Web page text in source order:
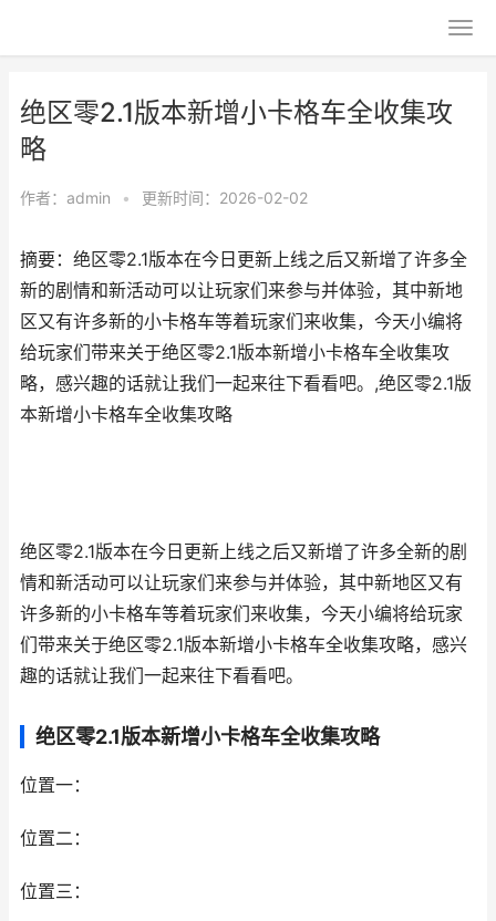
绝区零2.1版本新增小卡格车全收集攻
略
作者： admin • 更新时间：2026-02-02
摘要：绝区零2.1版本在今日更新上线之后又新增了许多全
新的剧情和新活动可以让玩家们来参与并体验，其中新地
区又有许多新的小卡格车等着玩家们来收集，今天小编将
给玩家们带来关于绝区零2.1版本新增小卡格车全收集攻
略，感兴趣的话就让我们一起来往下看看吧。,绝区零2.1版
本新增小卡格车全收集攻略
绝区零2.1版本在今日更新上线之后又新增了许多全新的剧
情和新活动可以让玩家们来参与并体验，其中新地区又有
许多新的小卡格车等着玩家们来收集，今天小编将给玩家
们带来关于绝区零2.1版本新增小卡格车全收集攻略，感兴
趣的话就让我们一起来往下看看吧。
绝区零2.1版本新增小卡格车全收集攻略
位置一：
位置二：
位置三：